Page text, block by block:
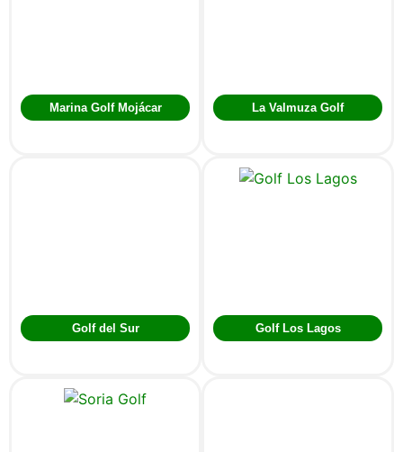
Marina Golf Mojácar La Valmuza Golf
Golf del Sur Golf Los Lagos